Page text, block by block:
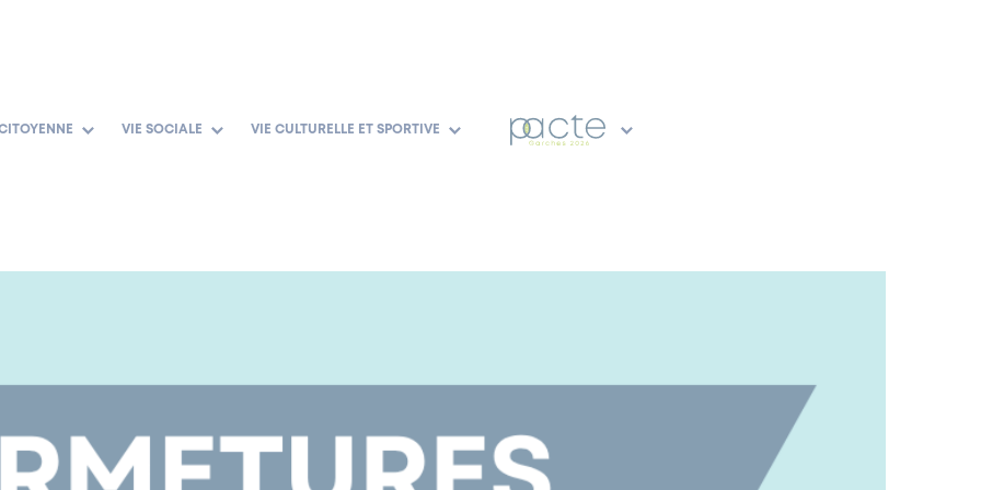
VIE SOCIALE VIE CULTURELLE ET SPORTIVE